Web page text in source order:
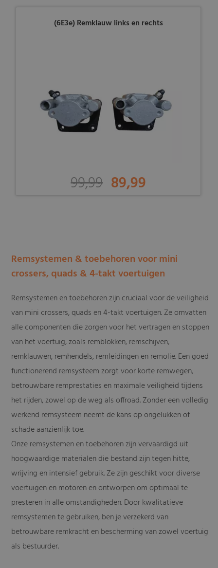
(6E3e) Remklauw links en rechts
99,99 89,99
Remsystemen & toebehoren voor mini
crossers, quads & 4-takt voertuigen
Remsystemen en toebehoren zijn cruciaal voor de veiligheid
van mini crossers, quads en 4-takt voertuigen. Ze omvatten
alle componenten die zorgen voor het vertragen en stoppen
van het voertuig, zoals remblokken, remschijven,
remklauwen, remhendels, remleidingen en remolie. Een goed
functionerend remsysteem zorgt voor korte remwegen,
betrouwbare remprestaties en maximale veiligheid tijdens
het rijden, zowel op de weg als offroad. Zonder een volledig
werkend remsysteem neemt de kans op ongelukken of
schade aanzienlijk toe.
Onze remsystemen en toebehoren zijn vervaardigd uit
hoogwaardige materialen die bestand zijn tegen hitte,
wrijving en intensief gebruik. Ze zijn geschikt voor diverse
voertuigen en motoren en ontworpen om optimaal te
presteren in alle omstandigheden. Door kwalitatieve
remsystemen te gebruiken, ben je verzekerd van
betrouwbare remkracht en bescherming van zowel voertuig
als bestuurder.